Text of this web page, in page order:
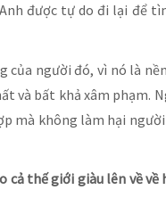
được tự do đi lại để
người đó, vì nó là
và bất khả xâm phạm.
mà không làm hại
thế giới giàu lên về về